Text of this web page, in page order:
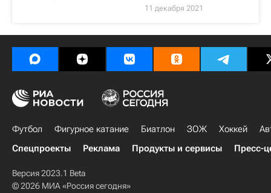
11 декабря 2021
Футбол Фигурное катание Биатлон ЗОЖ Хоккей
Спецпроекты
Реклама Продукты и сервисы Пресс-
Версия 2023.1 Beta
© 2026 МИА «Россия сегодня»